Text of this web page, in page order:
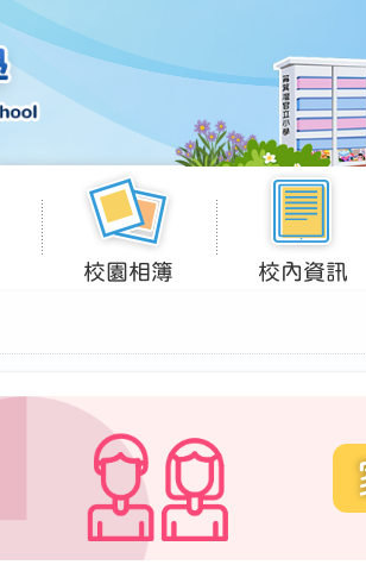
校園相簿 校內資訊